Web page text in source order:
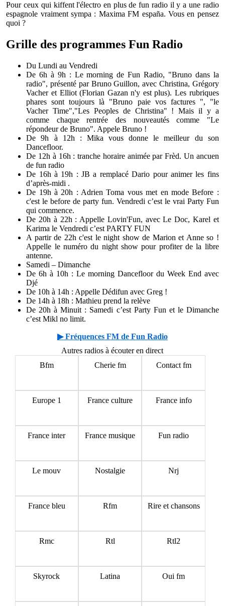
Pour ceux qui kiffent l'électro en plus de fun radio il y a une radio
espagnole vraiment sympa : Maxima FM españa. Vous en pensez
quoi ?
Grille des programmes Fun Radio
Du Lundi au Vendredi
De 6h à 9h : Le morning de Fun Radio, "Bruno dans la
radio", présenté par Bruno Guillon, avec Christina, Grégory
Vacher et Elliot (Florian Gazan n'y est plus). Les rubriques
phares sont toujours là "Bruno paie vos factures ", "le
Vacher Time","Les Peoples de Christina" ! Mais il y a
comme chaque rentrée des nouveautés comme "Le
répondeur de Bruno". Appele Bruno !
De 9h à 12h : Mika vous donne le meilleur du son
Dancefloor.
De 12h à 16h : tranche horaire animée par Frèd. Un ancuen
de fun radio
De 16h à 19h : JB a remplacé Dario pour animer les fins
d’après-midi .
De 19h à 20h : Adrien Toma vous met en mode Before :
c'est le before de party fun. Vendredi c’est le vrai Party Fun
qui commence.
De 20h à 22h : Appelle Lovin'Fun, avec Le Doc, Karel et
Karima le Vendredi c’est PARTY FUN
A partir de 22h c'est le night show de Marion et Anne so !
Appelle le numéro du night show pour profiter de la libre
antenne.
Samedi – Dimanche
De 6h à 10h : Le morning Dancefloor du Week End avec
Djé
De 10h à 14h : Appelle Dédifun avec Greg !
De 14h à 18h : Mathieu prend la relève
De 20h à Minuit : Samedi c’est Party Fun et le Dimanche
c’est Mikl no limit.
▶ Fréquences FM de Fun Radio
Autres radios à écouter en direct
Bfm
Cherie fm Contact fm
Europe 1 France culture France info
France inter France musique Fun radio
Le mouv Nostalgie Nrj
France bleu Rfm Rire et chansons
Rmc Rtl Rtl2
Skyrock Latina Oui fm